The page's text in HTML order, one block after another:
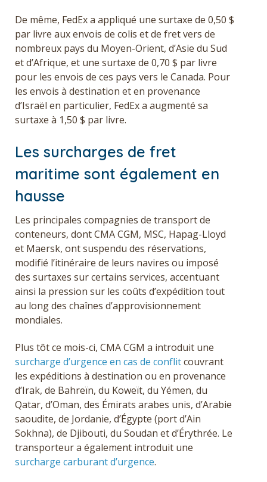
De même, FedEx a appliqué une surtaxe de 0,50 $
par livre aux envois de colis et de fret vers de
nombreux pays du Moyen-Orient, d’Asie du Sud
et d’Afrique, et une surtaxe de 0,70 $ par livre
pour les envois de ces pays vers le Canada. Pour
les envois à destination et en provenance
d’Israël en particulier, FedEx a augmenté sa
surtaxe à 1,50 $ par livre.
Les surcharges de fret
maritime sont également en
hausse
Les principales compagnies de transport de
conteneurs, dont CMA CGM, MSC, Hapag-Lloyd
et Maersk, ont suspendu des réservations,
modifié l’itinéraire de leurs navires ou imposé
des surtaxes sur certains services, accentuant
ainsi la pression sur les coûts d’expédition tout
au long des chaînes d’approvisionnement
mondiales.
Plus tôt ce mois-ci, CMA CGM a introduit une
surcharge d’urgence en cas de conflitcouvrant
les expéditions à destination ou en provenance
d’Irak, de Bahreïn, du Koweït, du Yémen, du
Qatar, d’Oman, des Émirats arabes unis, d’Arabie
saoudite, de Jordanie, d’Égypte (port d’Ain
Sokhna), de Djibouti, du Soudan et d’Érythrée. Le
transporteur a également introduit une
surcharge carburant d’urgence.